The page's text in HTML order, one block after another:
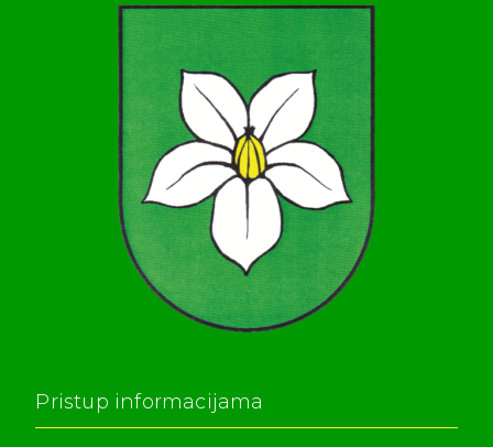
Pristup informacijama